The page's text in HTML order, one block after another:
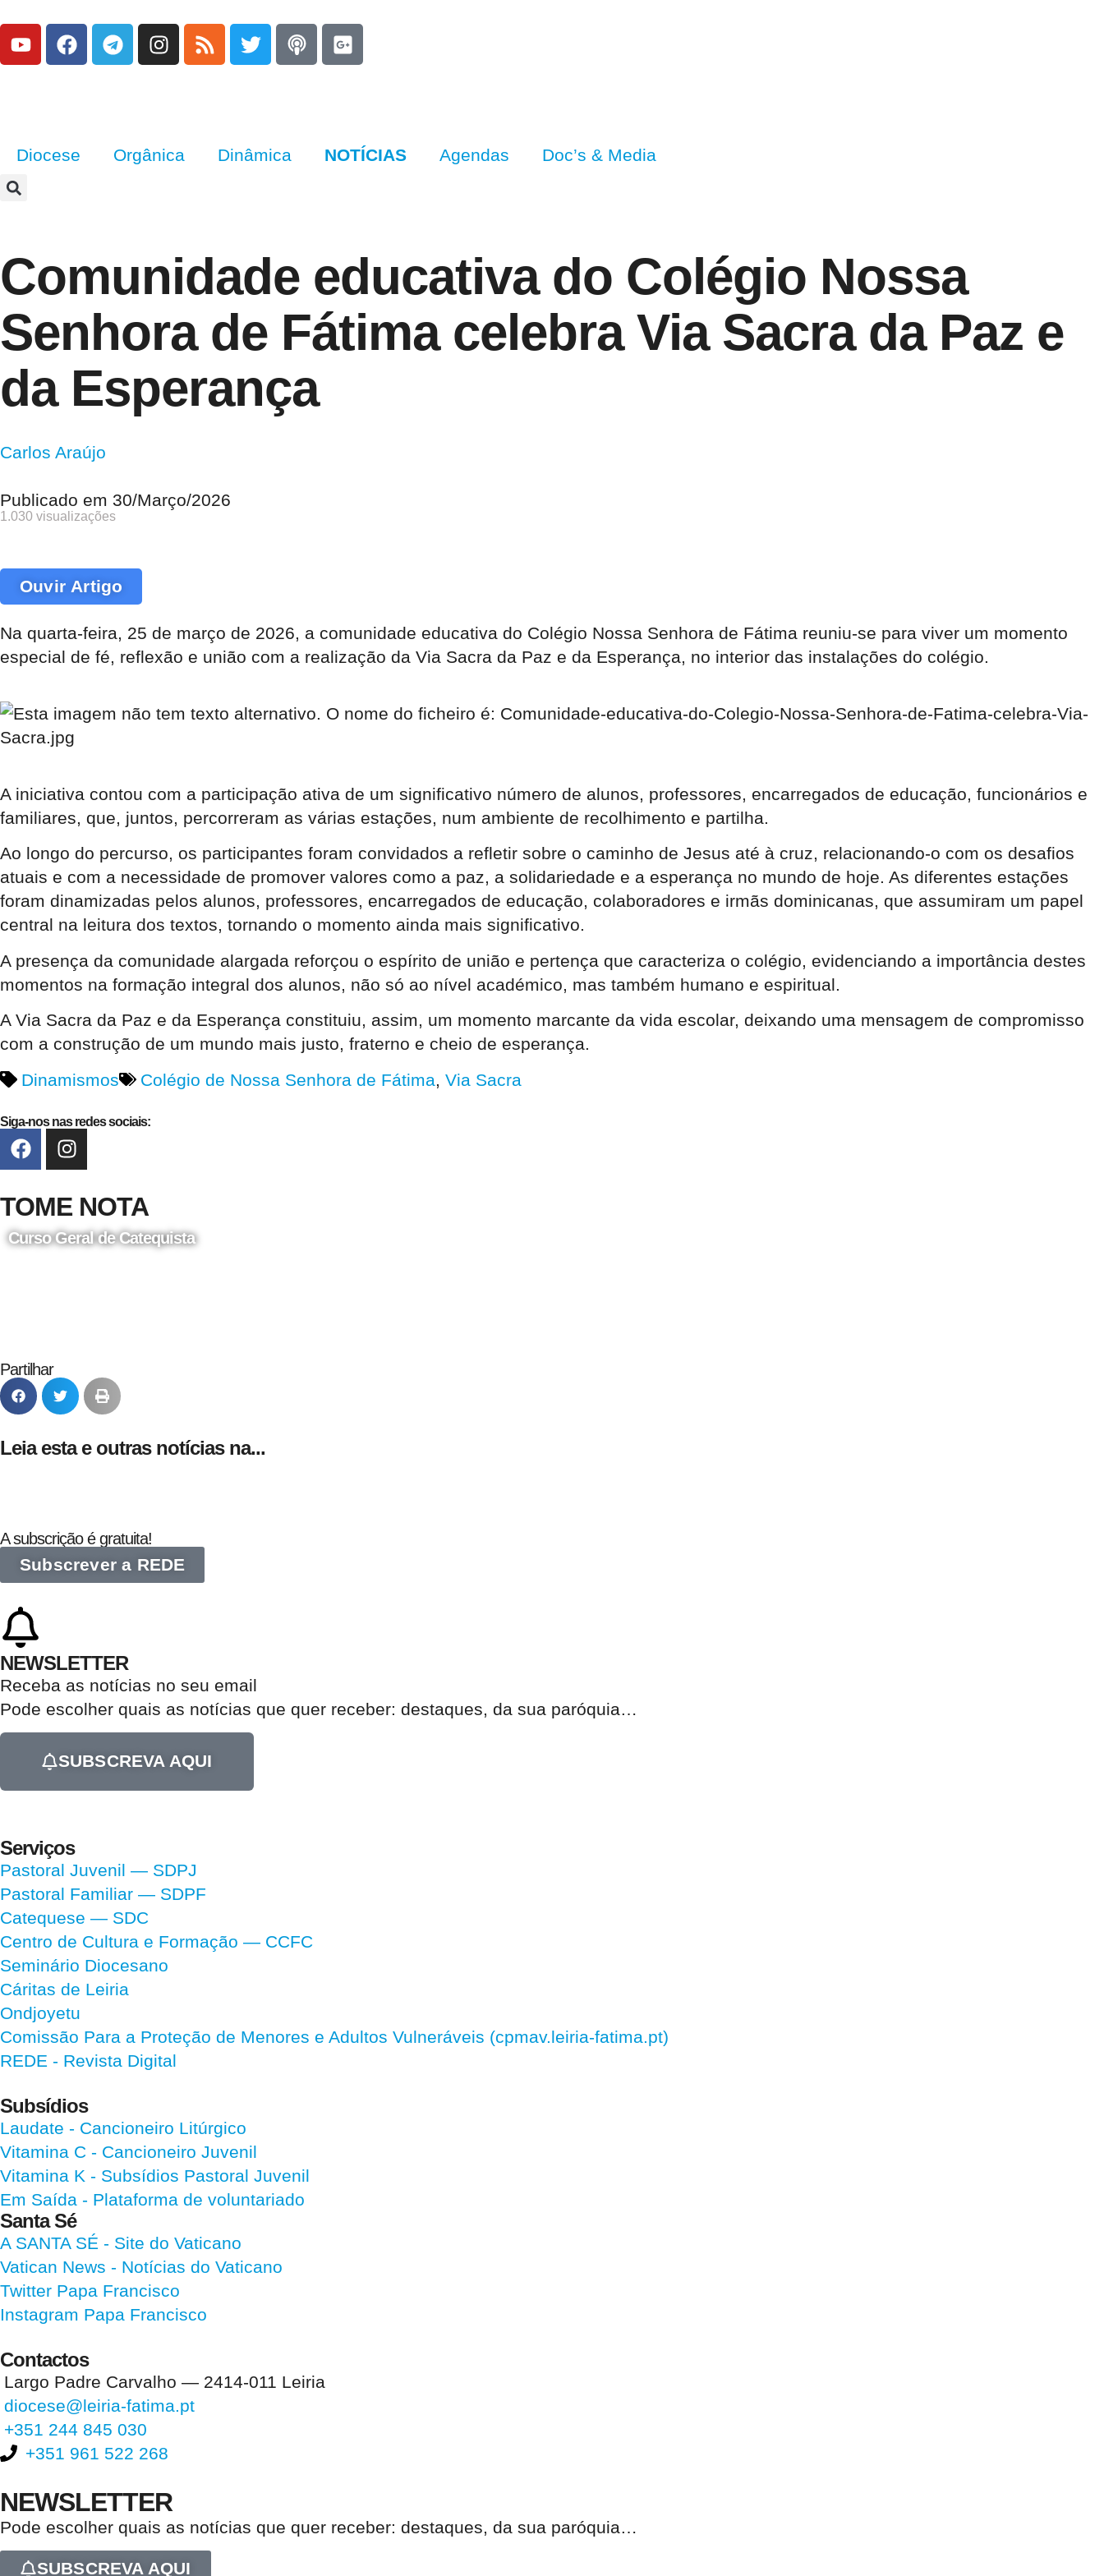
Diocese Orgânica Dinâmica NOTÍCIAS Agendas Doc’s & Media
Comunidade educativa do Colégio Nossa
Senhora de Fátima celebra Via Sacra da Paz e
da Esperança
Carlos Araújo
Publicado em 30/Março/2026
1.030 visualizações
Ouvir Artigo
Na quarta-feira, 25 de março de 2026, a comunidade educativa do Colégio Nossa Senhora de Fátima reuniu-se para viver um momento
especial de fé, reflexão e união com a realização da Via Sacra da Paz e da Esperança, no interior das instalações do colégio.
A iniciativa contou com a participação ativa de um significativo número de alunos, professores, encarregados de educação, funcionários e
familiares, que, juntos, percorreram as várias estações, num ambiente de recolhimento e partilha.
Ao longo do percurso, os participantes foram convidados a refletir sobre o caminho de Jesus até à cruz, relacionando-o com os desafios
atuais e com a necessidade de promover valores como a paz, a solidariedade e a esperança no mundo de hoje. As diferentes estações
foram dinamizadas pelos alunos, professores, encarregados de educação, colaboradores e irmãs dominicanas, que assumiram um papel
central na leitura dos textos, tornando o momento ainda mais significativo.
A presença da comunidade alargada reforçou o espírito de união e pertença que caracteriza o colégio, evidenciando a importância destes
momentos na formação integral dos alunos, não só ao nível académico, mas também humano e espiritual.
A Via Sacra da Paz e da Esperança constituiu, assim, um momento marcante da vida escolar, deixando uma mensagem de compromisso
com a construção de um mundo mais justo, fraterno e cheio de esperança.
Dinamismos
Colégio de Nossa Senhora de Fátima Via Sacra
Siga-nos nas redes sociais:
TOME NOTA
Curso Geral de Catequista
Partilhar
Leia esta e outras notícias na...
A subscrição é gratuita!
Subscrever a REDE
NEWSLETTER
Receba as notícias no seu email​
Pode escolher quais as notícias que quer receber: destaques, da sua paróquia
SUBSCREVA AQUI
Serviços
Pastoral Juvenil — SDPJ
Pastoral Familiar — SDPF
Catequese — SDC
Centro de Cultura e Formação — CCFC
Seminário Diocesano
Cáritas de Leiria
Ondjoyetu
Comissão Para a Proteção de Menores e Adultos Vulneráveis (cpmav.leiria-fatima.pt)
REDE - Revista Digital
Subsídios
Laudate - Cancioneiro Litúrgico
Vitamina C - Cancioneiro Juvenil
Vitamina K - Subsídios Pastoral Juvenil
Em Saída - Plataforma de voluntariado
Santa Sé
A SANTA SÉ - Site do Vaticano
Vatican News - Notícias do Vaticano
Twitter Papa Francisco
Instagram Papa Francisco
Contactos
Largo Padre Carvalho — 2414-011 Leiria
diocese@leiria-fatima.pt
+351 244 845 030
+351 961 522 268
NEWSLETTER
Pode escolher quais as notícias que quer receber: destaques, da sua paróquia…
SUBSCREVA AQUI